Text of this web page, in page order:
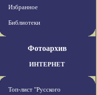
Избранное
Библиотеки
Фотоархив
ИНТЕРНЕТ
Топ-лист "Русского